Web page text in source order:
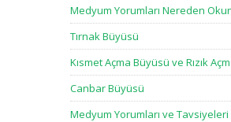
Medyum Yorumları Nereden
Tırnak Büyüsü
Kısmet Açma Büyüsü ve Rızık
Canbar Büyüsü
Medyum Yorumları ve Tavsiyeleri